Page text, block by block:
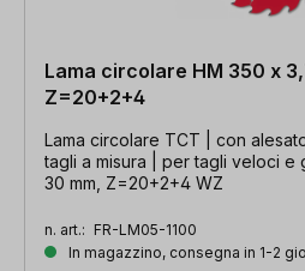
Lama circolare HM 350 x
Z=20+2+4
Lama circolare TCT | con
tagli a misura | per tagli veloci e
30 mm, Z=20+2+4 WZ
n. art.: FR-LM05-1100
In magazzino, consegna in 1-2